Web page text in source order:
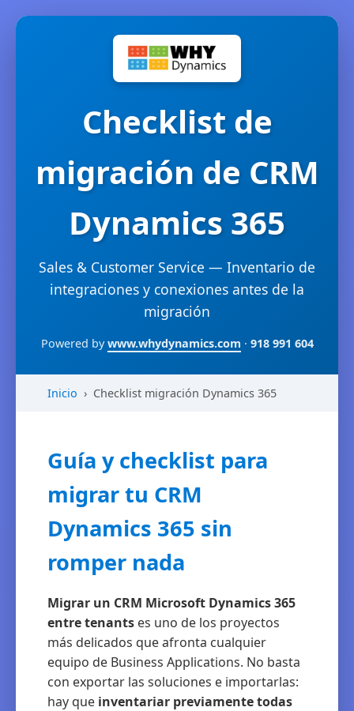
Checklist de
migración de CRM
Dynamics 365
Sales & Customer Service — Inventario de
integraciones y conexiones antes de la
migración
Powered bywww.whydynamics.com · 918 991 604
Inicio › Checklist migración Dynamics 365
Guía y checklist para
migrar tu CRM
Dynamics 365 sin
romper nada
Migrar un CRM Microsoft Dynamics 365
entre tenants es uno de los proyectos
más delicados que afronta cualquier
equipo de Business Applications. No basta
con exportar las soluciones e importarlas:
hay que inventariar previamente todas